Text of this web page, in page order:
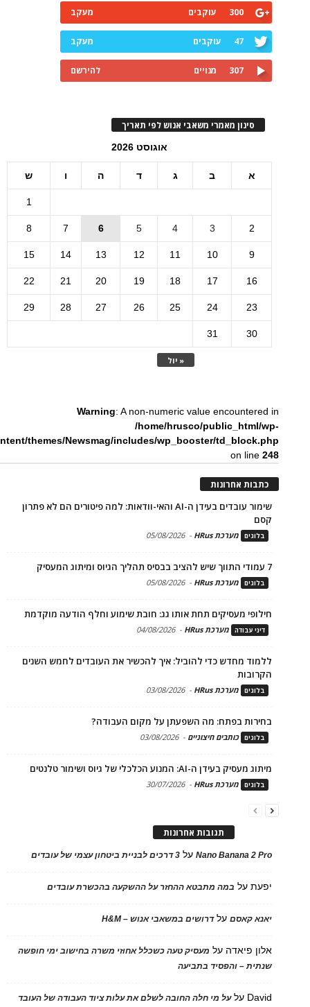
300 עוקבים מעקב
47 עוקבים מעקב
307 מנויים להירשם
סינון מאמרי משאבי אנוש לפי תאריך
אוגוסט 2026
א ב ג ד ה ו ש
« יול
1
2
3
4
5
6
7
8
9
10
11
12
13
14
15
16
17
18
19
20
21
22
23
24
25
26
27
28
29
30
31
Warning: A non-numeric value encountered in
/home/hrusco/public_html/wp-
themes/Newsmag/includes/wp_booster/td_block.php
on line248
כתבות אחרונות
שימור עובדים בעידן ה-AI והאי-וודאות: למה פיטורים הם לא פתרון
קסם
בלוגים מערכת HRus -
05/08/2026
7 עמודי התווך שיש להציב בבסיס תהליך הגיוס ומיתוג המעסיק
בלוגים מערכת HRus -
05/08/2026
חילופי מעסיקים תחת אותו גג: חובת שימוע וחלף הודעה מוקדמת
דיני עבודה מערכת HRus -
04/08/2026
ללמוד מחדש כדי להוביל: איך להכשיר את העובדים לחמש השנים
הקרובות
בלוגים מערכת HRus -
03/08/2026
בחירות בפתח: מה השפעתן על מקום העבודה?
בלוגים כותבים חיצוניים -
03/08/2026
מיתוג מעסיק בעידן ה-AI: המנוע הכלכלי של גיוס ושימור טלנטים
בלוגים מערכת HRus -
30/07/2026
תגובות אחרונות
Nano Banana 2 Proעל 3 דרכים לבניית ביטחון עצמי של עובדים
יפעתעל במה מתבטא ההחזר על ההשקעה בהכשרת עובדים
יאנא קאסםעלדרושים במשאבי אנוש – H&M
אלון פיאדה על מעסיק טעה כשכלל אחוזי משרה בחישוב ימי חופשה
שנתית – והפסיד בתביעה
David עלעל מי חלה החובה לשלם את עלות ציוד העבודה של העובד